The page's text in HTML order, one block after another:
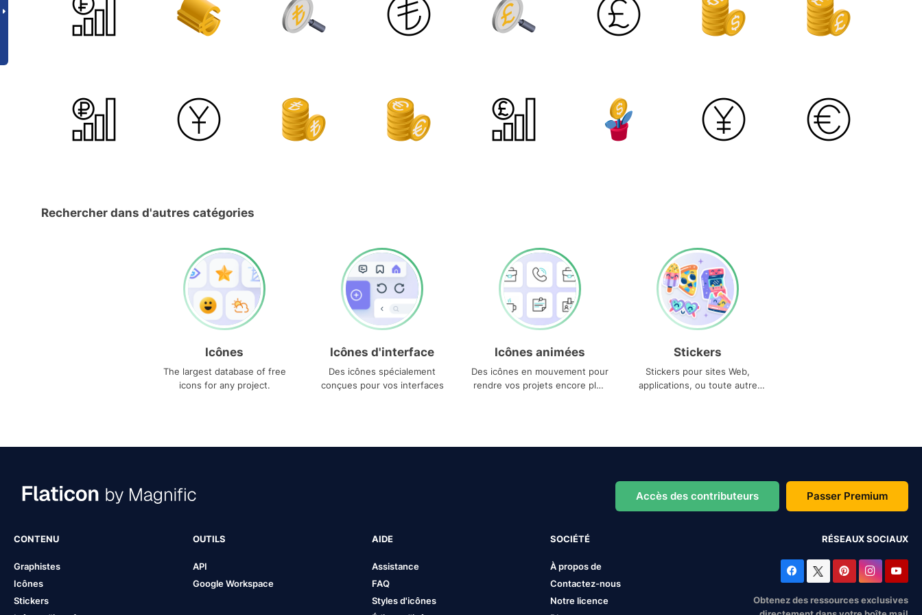
Rechercher dans d'autres catégories
Icônes
The largest database of free
icons for any project.
Icônes d'interface
Des icônes spécialement
conçues pour vos interfaces
Icônes animées
Des icônes en mouvement pour
rendre vos projets encore plus
Stickers
Stickers pour sites Web,
applications, ou toute autre
Accès des contributeurs Passer Premium
CONTENU
Graphistes
Icônes
Stickers
OUTILS
API
Google Workspace
AIDE
Assistance
FAQ
Styles d'icônes
SOCIÉTÉ
À propos de
Contactez-nous
Notre licence
RÉSEAUX SOCIAUX
Obtenez des ressources exclusives